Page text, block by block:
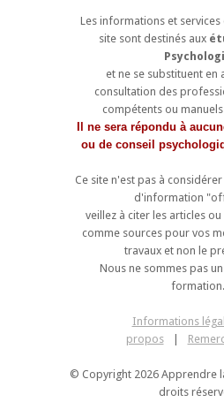
Les informations et
site sont destinés aux
et ne se substituent en
consultation des
compétents ou
Il ne sera répondu à
ou de conseil
Ce site n'est pas à
d'information
veillez à citer les articles
comme sources pour vos
travaux et non le
Nous ne sommes pas
formation.
Informations
propos
© Copyright 2026 Apprendre
droits